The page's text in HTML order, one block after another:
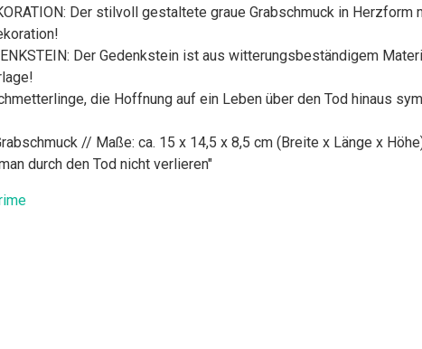
Der stilvoll gestaltete graue Grabschmuck in
Der Gedenkstein ist aus witterungsbeständigem
die Hoffnung auf ein Leben über den Tod hinaus
// Maße: ca. 15 x 14,5 x 8,5 cm (Breite x Länge x
durch den Tod nicht verlieren"